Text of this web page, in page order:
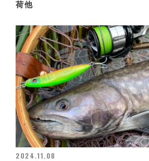
荷他
2024.11.08